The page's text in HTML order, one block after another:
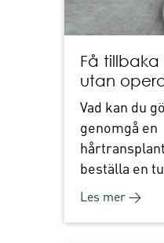
Få
utan
Vad kan du
genomgå en
beställa en
Les mer →